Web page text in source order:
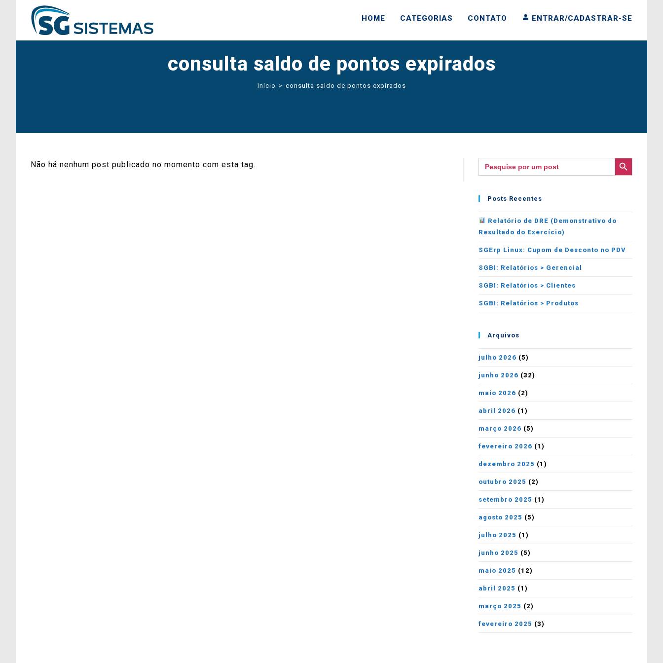
HOME CATEGORIAS CONTATO ENTRAR/CADASTRAR-SE
consulta saldo de pontos expirados
Início > consulta saldo de pontos expirados
Não há nenhum post publicado no momento com esta tag.
Search
for:
SEARCH BUTTON
Posts Recentes
Relatório de DRE (Demonstrativo do
Resultado do Exercício)
SGErp Linux: Cupom de Desconto no PDV
SGBI: Relatórios > Gerencial
SGBI: Relatórios > Clientes
SGBI: Relatórios > Produtos
Arquivos
julho 2026 (5)
junho 2026 (32)
maio 2026 (2)
abril 2026 (1)
março 2026 (5)
fevereiro 2026 (1)
dezembro 2025 (1)
outubro 2025 (2)
setembro 2025 (1)
agosto 2025 (5)
julho 2025 (1)
junho 2025 (5)
maio 2025 (12)
abril 2025 (1)
março 2025 (2)
fevereiro 2025 (3)